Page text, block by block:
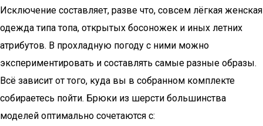
Исключение составляет, разве что, совсем лёгкая женская
одежда типа топа, открытых босоножек и иных летних
атрибутов. В прохладную погоду с ними можно
экспериментировать и составлять самые разные образы.
Всё зависит от того, куда вы в собранном комплекте
собираетесь пойти. Брюки из шерсти большинства
моделей оптимально сочетаются с: